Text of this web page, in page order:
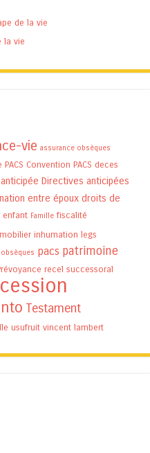
de la vie
la vie
vie assurance obsèques
Convention PACS deces
Directives anticipées
entre époux droits de
enfant Famille fiscalité
inhumation legs
obsèques pacs patrimoine
recel successoral
Testament
usufruit vincent lambert